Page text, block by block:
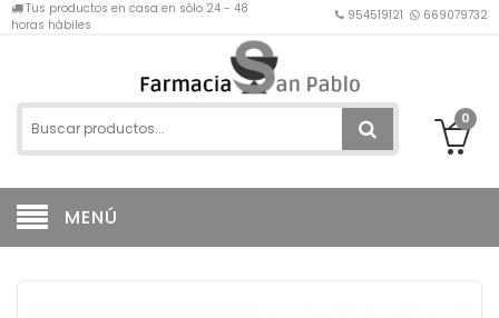
Tus productos en casa en sólo 24 - 48
horas hábiles
954519121 669079732
0
MENÚ